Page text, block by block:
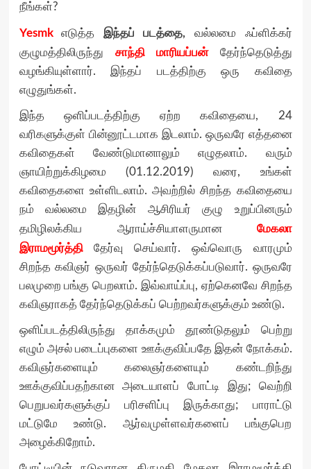
நீங்கள்?
Yesmkஎடுத்தஇந்தப் படத்தை, வல்லமை ஃப்ளிக்கர்
குழுமத்திலிருந்து சாந்தி மாரியப்பன்தேர்ந்தெடுத்து
வழங்கியுள்ளார். இந்தப் படத்திற்கு ஒரு கவிதை
எழுதுங்கள்.
இந்த ஒளிப்படத்திற்கு ஏற்ற கவிதையை, 24
வரிகளுக்குள் பின்னூட்டமாக இடலாம். ஒருவரே எத்தனை
கவிதைகள் வேண்டுமானாலும் எழுதலாம். வரும்
ஞாயிற்றுக்கிழமை (01.12.2019) வரை, உங்கள்
கவிதைகளை உள்ளிடலாம். அவற்றில் சிறந்த கவிதையை
நம் வல்லமை இதழின் ஆசிரியர் குழு உறுப்பினரும்
தமிழிலக்கிய ஆராய்ச்சியாளருமானமேகலா
இராமமூர்த்திதேர்வு செய்வார். ஒவ்வொரு வாரமும்
சிறந்த கவிஞர் ஒருவர் தேர்ந்தெடுக்கப்படுவார். ஒருவரே
பலமுறை பங்கு பெறலாம். இவ்வாய்ப்பு, ஏற்கெனவே சிறந்த
கவிஞராகத் தேர்ந்தெடுக்கப் பெற்றவர்களுக்கும் உண்டு.
ஒளிப்படத்திலிருந்து தாக்கமும் தூண்டுதலும் பெற்று
எழும் அசல் படைப்புகளை ஊக்குவிப்பதே இதன் நோக்கம்.
கவிஞர்களையும் கலைஞர்களையும் கண்டறிந்து
ஊக்குவிப்பதற்கான அடையாளப் போட்டி இது; வெற்றி
பெறுபவர்களுக்குப் பரிசளிப்பு இருக்காது; பாராட்டு
மட்டுமே உண்டு. ஆர்வமுள்ளவர்களைப் பங்குபெற
அழைக்கிறோம்.